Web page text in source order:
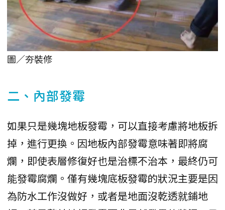
圖／夯裝修
二、內部發霉
如果只是幾塊地板發霉，可以直接考慮將地板拆
掉，進行更換。因地板內部發霉意味著即將腐
爛，即使表層修復好也是治標不治本，最終仍可
能發霉腐爛。僅有幾塊底板發霉的狀況主要是因
為防水工作沒做好，或者是地面沒乾透就鋪地